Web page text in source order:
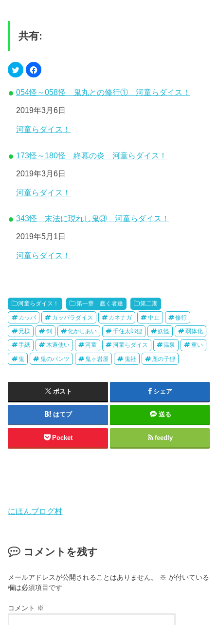
共有:
054怪～058怪 鬼丸との修行① 河童らダイス！
日付
2019年3月6日
関連理由
河童らダイス！
173怪～180怪 終幕の炎 河童らダイス！
日付
2019年3月6日
関連理由
河童らダイス！
343怪 末法に現れし鬼③ 河童らダイス！
日付
2019年5月1日
関連理由
河童らダイス！
河童らダイス！ 第一章 蠢く者達 第二期
カッパ カッパラダイス カネナガ 中止 修行
兄様 剣 化かしあい 千住太郎狸 妖怪 弱体化
手紙 木遁使い 河童 河童らダイス 温泉 重い
鬼 鬼のパンツ 鬼ヶ岩屋 鬼社 鹿の子狸
ポスト シェア
はてブ 送る
Pocket feedly
にほんブログ村
コメントを残す
メールアドレスが公開されることはありません。 ※ が付いている
欄は必須項目です
コメント ※